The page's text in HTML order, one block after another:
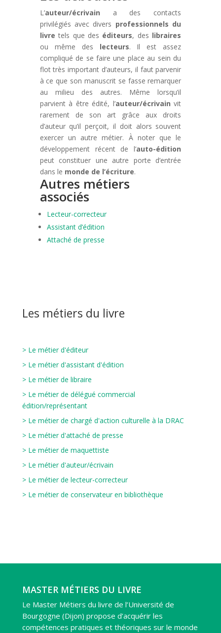
L’auteur/écrivain a des contacts
privilégiés avec divers professionnels du
livre tels que des éditeurs, des libraires
ou même des lecteurs. Il est assez
compliqué de se faire une place au sein du
flot très important d’auteurs, il faut parvenir
à ce que son manuscrit se fasse remarquer
au milieu des autres. Même lorsqu’il
parvient à être édité, l’auteur/écrivain vit
rarement de son art grâce aux droits
d’auteur qu’il perçoit, il doit alors souvent
exercer un autre métier. À noter que le
développement récent de l’auto-édition
peut constituer une autre porte d’entrée
dans le monde de l’écriture.
Autres métiers
associés
Lecteur-correcteur
Assistant d’édition
Attaché de presse
Les métiers du livre
> Le métier d'éditeur
> Le métier d'assistant d'édition
> Le métier de libraire
> Le métier de délégué commercial
édition/représentant
> Le métier de chargé d'action culturelle à la DRAC
> Le métier d'attaché de presse
> Le métier de maquettiste
> Le métier d'auteur/écrivain
> Le métier de lecteur-correcteur
> Le métier de conservateur en bibliothèque
MASTER MÉTIERS DU LIVRE
Le Master Métiers du livre de l’Université de
Bourgogne (Dijon) propose d’acquérir les
compétences pratiques et théoriques sur le monde